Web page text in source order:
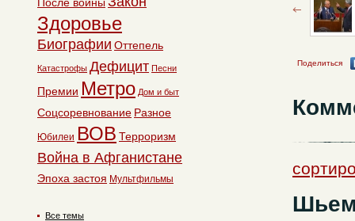
Поделиться
Здоровье
Биографии Оттепель
Катастрофы Дефицит Песни
Премии Метро Дом и быт
Соцсоревнование Разное
Юбилеи ВОВ Терроризм
Война в Афганистане
Эпоха застоя Мультфильмы
Все темы